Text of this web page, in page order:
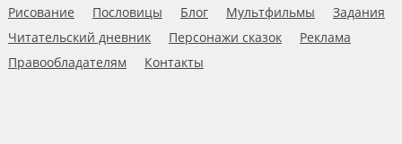
Рисование
Пословицы Блог Мультфильмы
Задания
Читательский дневник
Персонажи сказок
Реклама
Правообладателям
Контакты